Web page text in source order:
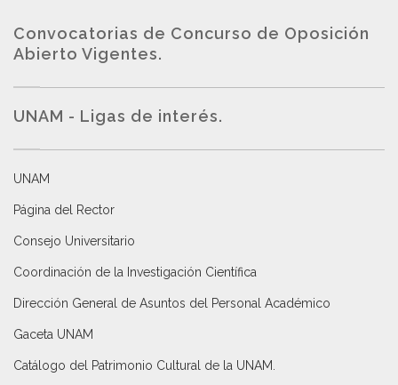
Convocatorias de Concurso de Oposición
Abierto Vigentes.
UNAM - Ligas de interés.
UNAM
Página del Rector
Consejo Universitario
Coordinación de la Investigación Científica
Dirección General de Asuntos del Personal Académico
Gaceta UNAM
Catálogo del Patrimonio Cultural de la UNAM.